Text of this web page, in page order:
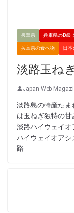
兵庫県 兵庫県のB級
兵庫県の食べ物 日本
淡路玉ね
Japan Web
淡路島の特産たま
は玉ねぎ独特の甘
淡路ハイウェイオ
ハイウェイオアシ
路